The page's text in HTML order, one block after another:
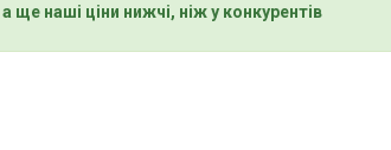
наші ціни нижчі, ніж у конкурентів